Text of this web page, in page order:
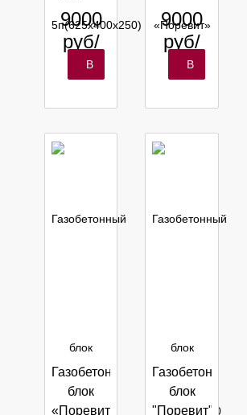
9000
руб/
м3
В
625х100х250
мм
перегородочный
9000
руб/
м3
В
Газобетонный
блок
«Поревит»
Газобетонный
блок
"Поревит"